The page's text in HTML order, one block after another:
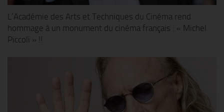
L’Académie des Arts et Techniques du Cinéma rend
hommage à un monument du cinéma français : « Michel
Piccoli » !!